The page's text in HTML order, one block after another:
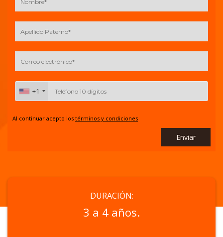
+1
Al continuar acepto los términos y condiciones
Enviar
DURACIÓN:
3 a 4 años.